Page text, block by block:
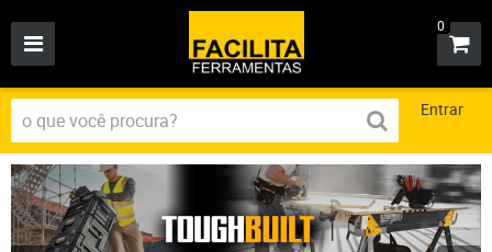
0
Entrar